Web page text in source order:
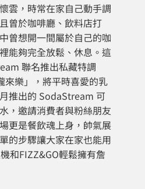
雲，時常在家自己動手調
曾於咖啡廳、飲料店打
曾想開一間屬於自己的咖
能夠完全放鬆、休息。這
聯名推出私藏特調
來樂」，將平時喜愛的乳
推出的 SodaStream 可
，邀請消費者與粉絲朋友
更是餐飲魂上身，帥氣展
的步驟讓大家在家也能用
和FIZZ&GO輕鬆擁有詹